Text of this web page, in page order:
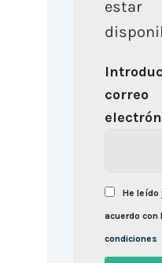
estar
correo
He leído
acuerdo con
condiciones